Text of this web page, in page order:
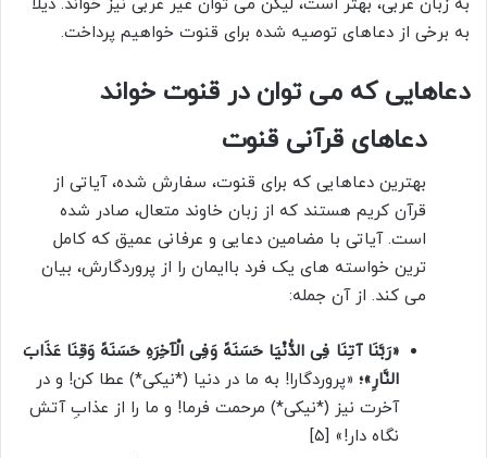
به زبان عربی، بهتر است، لیکن می توان غیر عربی نیز خواند. ذیلاً
به برخی از دعاهای توصیه شده برای قنوت خواهیم پرداخت.
دعاهایی که می توان در قنوت خواند
دعاهای قرآنی قنوت
بهترین دعاهایی که برای قنوت، سفارش شده، آیاتی از
قرآن کریم هستند که از زبان خاوند متعال، صادر شده
است. آیاتی با مضامین دعایی و عرفانی عمیق که کامل
ترین خواسته های یک فرد باایمان را از پروردگارش، بیان
می کند. از آن جمله:
«رَبَّنَا آتِنَا فِی الدُّنْیَا حَسَنَهً وَفِی الْآخِرَهِ حَسَنَهً وَقِنَا عَذَابَ
النَّارِ»؛ «پروردگارا! به ما در دنیا (*نیکی*) عطا کن! و در
آخرت نیز (*نیکی*) مرحمت فرما! و ما را از عذابِ آتش
نگاه دار!» [۵]